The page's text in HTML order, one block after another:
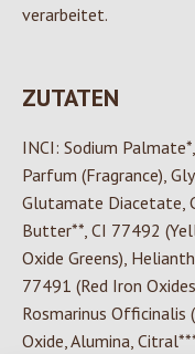
verarbeitet.
ZUTATEN
INCI: Sodium
Parfum (Fragrance),
Glutamate Diacetate,
Butter**, CI 77492
Oxide Greens),
77491 (Red Iron
Rosmarinus Officinalis
Oxide, Alumina,